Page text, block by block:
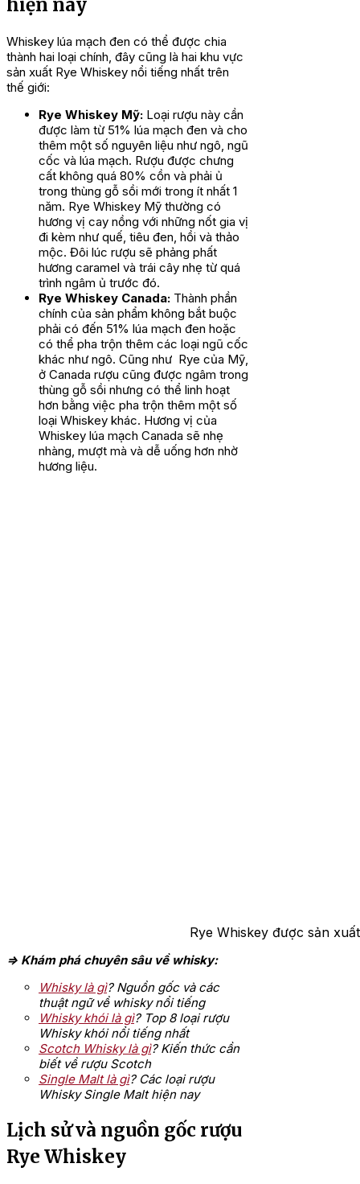
hiện nay
Whiskey lúa mạch đen có thể được chia
thành hai loại chính, đây cũng là hai khu vực
sản xuất Rye Whiskey nổi tiếng nhất trên
thế giới:
Rye Whiskey Mỹ: Loại rượu này cần
được làm từ 51% lúa mạch đen và cho
thêm một số nguyên liệu như ngô, ngũ
cốc và lúa mạch. Rượu được chưng
cất không quá 80% cồn và phải ủ
trong thùng gỗ sồi mới trong ít nhất 1
năm. Rye Whiskey Mỹ thường có
hương vị cay nồng với những nốt gia vị
đi kèm như quế, tiêu đen, hồi và thảo
mộc. Đôi lúc rượu sẽ phảng phất
hương caramel và trái cây nhẹ từ quá
trình ngâm ủ trước đó.
Rye Whiskey Canada: Thành phần
chính của sản phẩm không bắt buộc
phải có đến 51% lúa mạch đen hoặc
có thể pha trộn thêm các loại ngũ cốc
khác như ngô. Cũng như Rye của Mỹ,
ở Canada rượu cũng được ngâm trong
thùng gỗ sồi nhưng có thể linh hoạt
hơn bằng việc pha trộn thêm một số
loại Whiskey khác. Hương vị của
Whiskey lúa mạch Canada sẽ nhẹ
nhàng, mượt mà và dễ uống hơn nhờ
hương liệu.
Rye Whiskey được sản
=> Khám phá chuyên sâu về whisky:
Whisky là gì? Nguồn gốc và các
thuật ngữ về whisky nổi tiếng
Whisky khói là gì? Top 8 loại rượu
Whisky khói nổi tiếng nhất
Scotch Whisky là gì? Kiến thức cần
biết về rượu Scotch
Single Malt là gì? Các loại rượu
Whisky Single Malt hiện nay
Lịch sử và nguồn gốc rượu
Rye Whiskey